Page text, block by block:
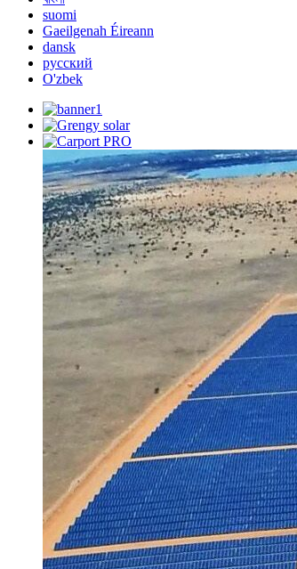
suomi
Gaeilgenah Éireann
dansk
русский
O'zbek